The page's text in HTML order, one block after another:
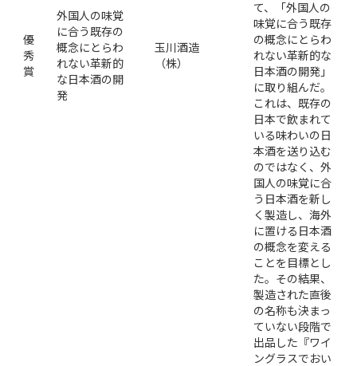
優
秀
賞
外国人の味覚
に合う既存の
概念にとらわ
れない革新的
な日本酒の開
発
玉川酒造
（株）
て、「外国人の
味覚に合う既存
の概念にとらわ
れない革新的な
日本酒の開発」
に取り組んだ。
これは、既存の
日本で飲まれて
いる味わいの日
本酒を送り込む
のではなく、外
国人の味覚に合
う日本酒を新し
く製造し、海外
に置ける日本酒
の概念を変える
ことを目標とし
た。その結果、
製造された直後
の名称も決まっ
ていない段階で
出品した『ワイ
ングラスでおい